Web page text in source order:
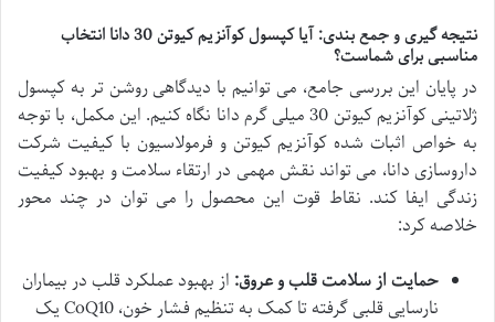
نتیجه گیری و جمع بندی: آیا کپسول کوآنزیم کیوتن 30 دانا انتخاب
مناسبی برای شماست؟
در پایان این بررسی جامع، می توانیم با دیدگاهی روشن تر به کپسول
ژلاتینی کوآنزیم کیوتن 30 میلی گرم دانا نگاه کنیم. این مکمل، با توجه
به خواص اثبات شده کوآنزیم کیوتن و فرمولاسیون با کیفیت شرکت
داروسازی دانا، می تواند نقش مهمی در ارتقاء سلامت و بهبود کیفیت
زندگی ایفا کند. نقاط قوت این محصول را می توان در چند محور
خلاصه کرد:
حمایت از سلامت قلب و عروق: از بهبود عملکرد قلب در بیماران
نارسایی قلبی گرفته تا کمک به تنظیم فشار خون، CoQ10 یک